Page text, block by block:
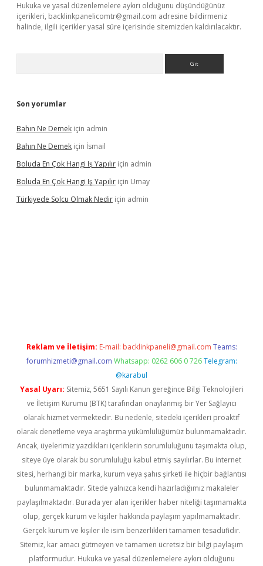
Hukuka ve yasal düzenlemelere aykırı olduğunu düşündüğünüz
içerikleri, backlinkpanelicomtr@gmail.com adresine bildirmeniz
halinde, ilgili içerikler yasal süre içerisinde sitemizden kaldırılacaktır.
Son yorumlar
Bahın Ne Demek için admin
Bahın Ne Demek için İsmail
Boluda En Çok Hangi Iş Yapılır için admin
Boluda En Çok Hangi Iş Yapılır için Umay
Türkiyede Solcu Olmak Nedir için admin
Reklam ve İletişim: E-mail: backlinkpaneli@gmail.com Teams:
forumhizmeti@gmail.com Whatsapp: 0262 606 0 726 Telegram:
@karabul
Yasal Uyarı: Sitemiz, 5651 Sayılı Kanun gereğince Bilgi Teknolojileri
ve İletişim Kurumu (BTK) tarafından onaylanmış bir Yer Sağlayıcı
olarak hizmet vermektedir. Bu nedenle, sitedeki içerikleri proaktif
olarak denetleme veya araştırma yükümlülüğümüz bulunmamaktadır.
Ancak, üyelerimiz yazdıkları içeriklerin sorumluluğunu taşımakta olup,
siteye üye olarak bu sorumluluğu kabul etmiş sayılırlar. Bu internet
sitesi, herhangi bir marka, kurum veya şahıs şirketi ile hiçbir bağlantısı
bulunmamaktadır. Sitede yalnızca kendi hazırladığımız makaleler
paylaşılmaktadır. Burada yer alan içerikler haber niteliği taşımamakta
olup, gerçek kurum ve kişiler hakkında paylaşım yapılmamaktadır.
Gerçek kurum ve kişiler ile isim benzerlikleri tamamen tesadüfidir.
Sitemiz, kar amacı gütmeyen ve tamamen ücretsiz bir bilgi paylaşım
platformudur. Hukuka ve yasal düzenlemelere aykırı olduğunu